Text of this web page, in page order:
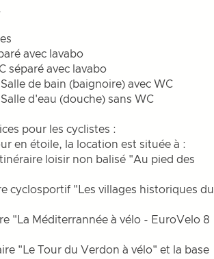
avec lavabo
séparé avec lavabo
de bain (baignoire) avec WC
d'eau (douche) sans WC
pour les cyclistes :
en étoile, la location est située à :
loisir non balisé "Au pied des
cyclosportif "Les villages historiques du
"La Méditerrannée à vélo - EuroVelo 8
"Le Tour du Verdon à vélo" et la base